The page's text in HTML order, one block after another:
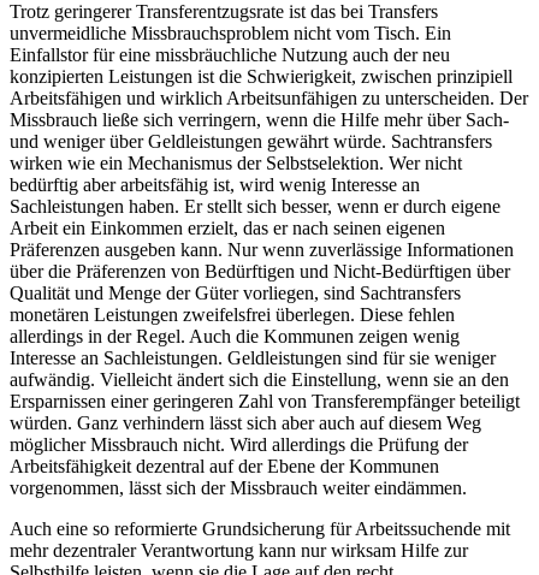
Trotz geringerer Transferentzugsrate ist das bei Transfers
unvermeidliche Missbrauchsproblem nicht vom Tisch. Ein
Einfallstor für eine missbräuchliche Nutzung auch der neu
konzipierten Leistungen ist die Schwierigkeit, zwischen prinzipiell
Arbeitsfähigen und wirklich Arbeitsunfähigen zu unterscheiden. Der
Missbrauch ließe sich verringern, wenn die Hilfe mehr über Sach-
und weniger über Geldleistungen gewährt würde. Sachtransfers
wirken wie ein Mechanismus der Selbstselektion. Wer nicht
bedürftig aber arbeitsfähig ist, wird wenig Interesse an
Sachleistungen haben. Er stellt sich besser, wenn er durch eigene
Arbeit ein Einkommen erzielt, das er nach seinen eigenen
Präferenzen ausgeben kann. Nur wenn zuverlässige Informationen
über die Präferenzen von Bedürftigen und Nicht-Bedürftigen über
Qualität und Menge der Güter vorliegen, sind Sachtransfers
monetären Leistungen zweifelsfrei überlegen. Diese fehlen
allerdings in der Regel. Auch die Kommunen zeigen wenig
Interesse an Sachleistungen. Geldleistungen sind für sie weniger
aufwändig. Vielleicht ändert sich die Einstellung, wenn sie an den
Ersparnissen einer geringeren Zahl von Transferempfänger beteiligt
würden. Ganz verhindern lässt sich aber auch auf diesem Weg
möglicher Missbrauch nicht. Wird allerdings die Prüfung der
Arbeitsfähigkeit dezentral auf der Ebene der Kommunen
vorgenommen, lässt sich der Missbrauch weiter eindämmen.
Auch eine so reformierte Grundsicherung für Arbeitssuchende mit
mehr dezentraler Verantwortung kann nur wirksam Hilfe zur